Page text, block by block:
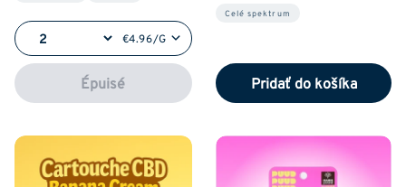
€4.96/G
Épuisé
Celé spektrum
Pridať do košíka